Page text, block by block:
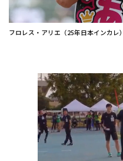
フロレス・アリエ（25年日本インカレ）